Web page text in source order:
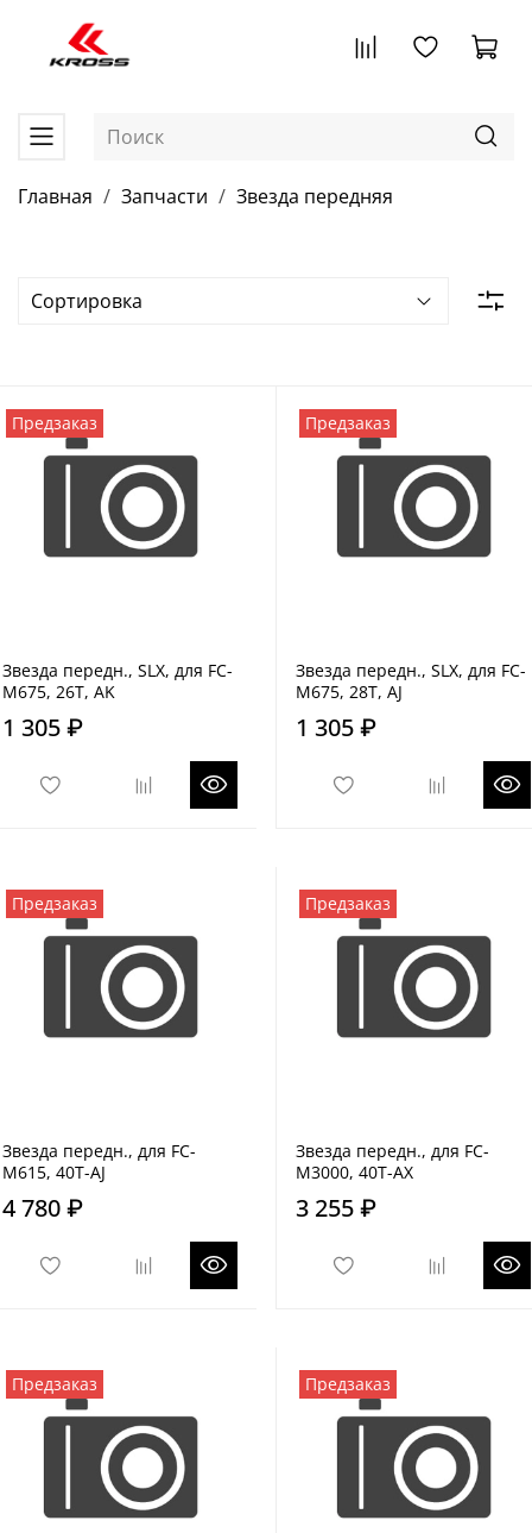
Главная Запчасти Звезда передняя
Предзаказ
Звезда передн., SLX, для FC-
M675, 26T, AK
1 305 ₽
Предзаказ
Звезда передн., SLX, для FC-
M675, 28T, AJ
1 305 ₽
Предзаказ
Звезда передн., для FC-
M615, 40T-AJ
4 780 ₽
Предзаказ
Звезда передн., для FC-
M3000, 40T-AX
3 255 ₽
Предзаказ Предзаказ